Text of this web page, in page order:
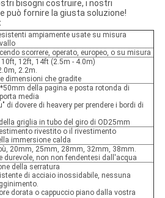
bisogni costruire, i nostri
può fornire la giusta soluzione!
ampiamente usate su misura
scorrere, operato, europeo, o su misura
12ft, 14ft (2.5m - 4.0m)
2.2m.
dimensioni che gradite
della pagina e posta rotonda di
media
di dovere di heavery per prendere i bordi di
griglia in tubo del giro di OD25mm
rivestito o il rivestimento
immersione calda
20mm, 25mm, 28mm, 32mm, 38mm.
durevole, non non fendentesi dall'acqua
della serratura
di acciaio inossidabile, nessuna
dorata o cappuccio piano dalla vostra